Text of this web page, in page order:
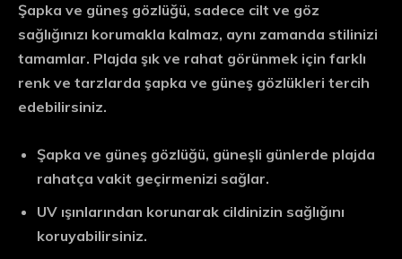
Şapka ve güneş gözlüğü, sadece cilt ve göz
sağlığınızı korumakla kalmaz, aynı zamanda stilinizi
tamamlar. Plajda şık ve rahat görünmek için farklı
renk ve tarzlarda şapka ve güneş gözlükleri tercih
edebilirsiniz.
Şapka ve güneş gözlüğü, güneşli günlerde plajda
rahatça vakit geçirmenizi sağlar.
UV ışınlarından korunarak cildinizin sağlığını
koruyabilirsiniz.